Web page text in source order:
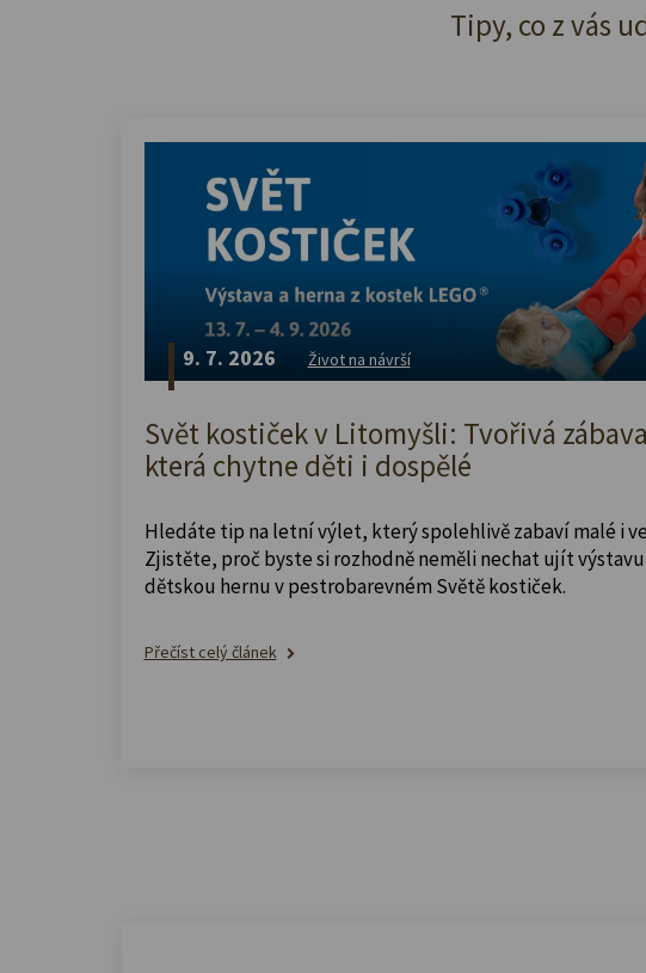
Tipy, co z vás
9. 7. 2026 Život na návrší
Svět kostiček v Litomyšli: Tvořivá
která chytne děti i dospělé
Hledáte tip na letní výlet, který spolehlivě zabaví malé i
Zjistěte, proč byste si rozhodně neměli nechat ujít
dětskou hernu v pestrobarevném Světě kostiček.
Přečíst celý článek